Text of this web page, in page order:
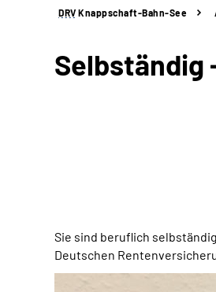
DRV Knappschaft-Bahn-See
Sie sind beruflich
Deutschen